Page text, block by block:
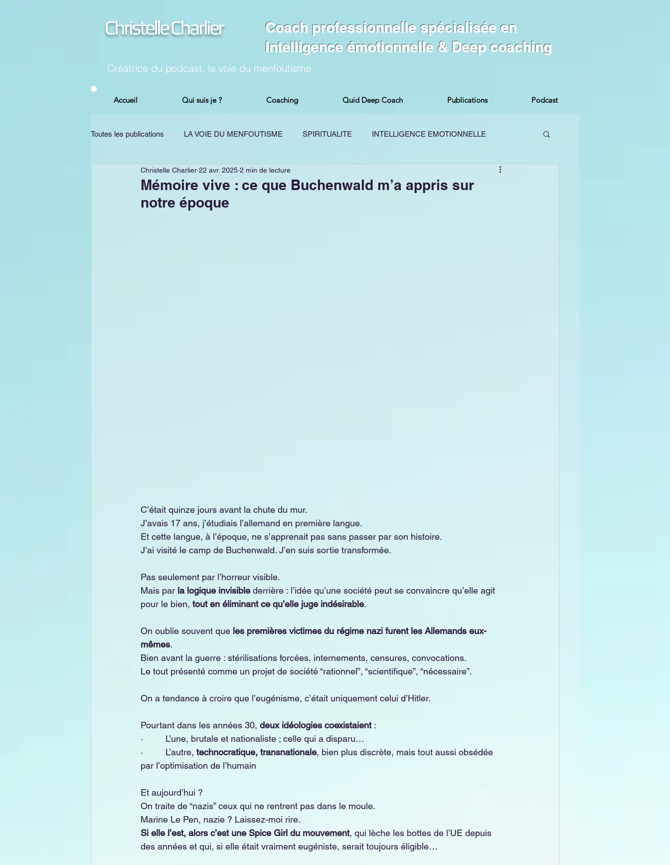
Christelle Charlier
Coach professionnelle spécialisée en
Intelligence émotionnelle & Deep coaching
Créatrice du podcast, la voie du menfoutisme
Accueil Qui suis je ? Coaching Quid Deep Coach Publications Podcast
Toutes les publications LA VOIE DU MENFOUTISME SPIRITUALITE INTELLIGENCE EMOTIONNELLE
CHANGEMENT PSYCHOLOGIE PODCAST
Mémoire vive : ce que Buchenwald m’a appris sur
notre époque
Christelle Charlier 22 avr. 2025 2 min de lecture
C’était quinze jours avant la chute du mur.
J’avais 17 ans, j’étudiais l’allemand en première langue.
Et cette langue, à l’époque, ne s’apprenait pas sans passer par son histoire.
J’ai visité le camp de Buchenwald. J’en suis sortie transformée.
Pas seulement par l’horreur visible.
Mais par la logique invisible derrière : l’idée qu’une société peut se convaincre qu’elle agit
pour le bien, tout en éliminant ce qu’elle juge indésirable.
On oublie souvent que les premières victimes du régime nazi furent les Allemands eux-
mêmes.
Bien avant la guerre : stérilisations forcées, internements, censures, convocations.
Le tout présenté comme un projet de société “rationnel”, “scientifique”, “nécessaire”.
On a tendance à croire que l’eugénisme, c’était uniquement celui d’Hitler.
Pourtant dans les années 30, deux idéologies coexistaient :
·         L’une, brutale et nationaliste ; celle qui a disparu…
·         L’autre, technocratique, transnationale, bien plus discrète, mais tout aussi obsédée
par l’optimisation de l’humain
Et aujourd’hui ?
On traite de “nazis” ceux qui ne rentrent pas dans le moule.
Marine Le Pen, nazie ? Laissez-moi rire.
Si elle l’est, alors c’est une Spice Girl du mouvement, qui lèche les bottes de l’UE depuis
des années et qui, si elle était vraiment eugéniste, serait toujours éligible…